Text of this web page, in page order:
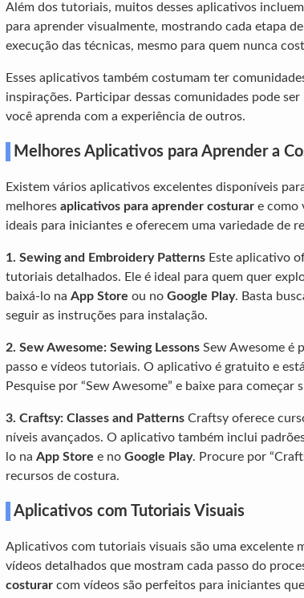
Além dos tutoriais, muitos desses aplicativos
para aprender visualmente, mostrando cada etapa
execução das técnicas, mesmo para quem nunca
Esses aplicativos também costumam ter
inspirações. Participar dessas comunidades pode
você aprenda com a experiência de outros.
Melhores Aplicativos para Aprender a
Existem vários aplicativos excelentes disponíveis
melhores aplicativos para aprender costurar e como
ideais para iniciantes e oferecem uma variedade de
1. Sewing and Embroidery Patterns Este aplicativo
tutoriais detalhados. Ele é ideal para quem quer
baixá-lo na App Store ou no Google Play. Basta
seguir as instruções para instalação.
2. Sew Awesome: Sewing Lessons Sew Awesome é
passo e vídeos tutoriais. O aplicativo é gratuito e
Pesquise por “Sew Awesome” e baixe para
3. Craftsy: Classes and Patterns Craftsy oferece
níveis avançados. O aplicativo também inclui
lo na App Store e no Google Play. Procure por
recursos de costura.
Aplicativos com Tutoriais Visuais
Aplicativos com tutoriais visuais são uma excelente
vídeos detalhados que mostram cada passo do
costurar com vídeos são perfeitos para iniciantes